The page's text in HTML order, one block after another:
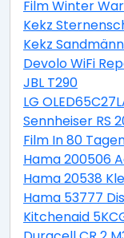
Film Winter
Kekz
Kekz
Devolo WiFi
JBL T290
LG
Sennheiser RS
Film In 80
Hama 200506
Hama 20538
Hama 53777
Kitchenaid